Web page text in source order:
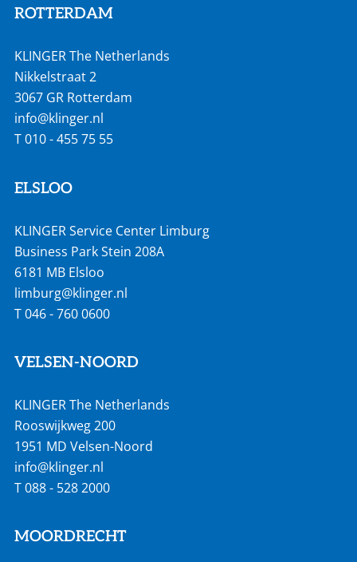
ROTTERDAM
KLINGER The Netherlands
Nikkelstraat 2
3067 GR Rotterdam
info@klinger.nl
T010 - 455 75 55
ELSLOO
KLINGER Service Center Limburg
Business Park Stein 208A
6181 MB Elsloo
limburg@klinger.nl
T046 - 760 0600
VELSEN-NOORD
KLINGER The Netherlands
Rooswijkweg 200
1951 MD Velsen-Noord
info@klinger.nl
T088 - 528 2000
MOORDRECHT